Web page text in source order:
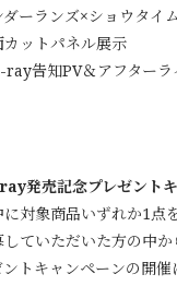
ダーランズ×ショウタイ
カットパネル展示
ray告知PV＆アフター
発売記念プレゼント
対象商品いずれか1点
していただいた方の中
ントキャンペーンの開